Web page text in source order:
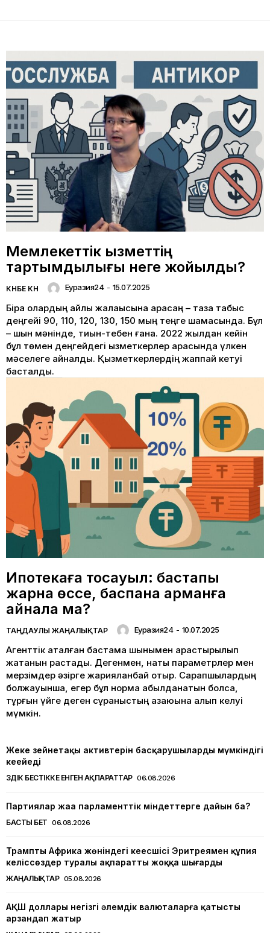
Мемлекеттік қызметтің
тартымдылығы неге жойылды?
КҮНБЕ КҮН Еуразия24 - 15.07.2025
Бірақ олардың айлық жалақысына қарасаң – таза табыс
деңгейі 90, 110, 120, 130, 150 мың теңге шамасында. Бұл
– шын мәнінде, тиын-тебен ғана. 2022 жылдан кейін
бұл төмен деңгейдегі қызметкерлер арасында үлкен
мәселеге айналды. Қызметкерлердің жаппай кетуі
басталды.
Ипотекаға тосқауыл: бастапқы
жарна өссе, баспана арманға
айнала ма?
ТАҢДАУЛЫ ЖАҢАЛЫҚТАР Еуразия24 - 10.07.2025
Агенттік аталған бастама шынымен қарастырылып
жатқанын растады. Дегенмен, нақты параметрлер мен
мерзімдер әзірге жарияланбай отыр. Сарапшылардың
болжауынша, егер бұл норма қабылданатын болса,
тұрғын үйге деген сұраныстың азаюына алып келуі
мүмкін.
Жеке зейнетақы активтерін басқарушылардың мүмкіндігі
кеңейеді
ҮЗДІК БЕСТІККЕ ЕНГЕН АҚПАРАТТАР 06.08.2026
Партиялар жаңа парламенттік міндеттерге дайын ба?
БАСТЫ БЕТ 06.08.2026
Трамптың Африка жөніндегі кеңесшісі Эритреямен құпия
келіссөздер туралы ақпаратты жоққа шығарды
ЖАҢАЛЫҚТАР 05.08.2026
АҚШ доллары негізгі әлемдік валюталарға қатысты
арзандап жатыр